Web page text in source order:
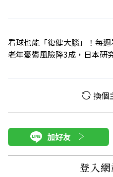
看球也能「復健大腦」！每
老年憂鬱風險降3成，日本研
換個
加好友
登入